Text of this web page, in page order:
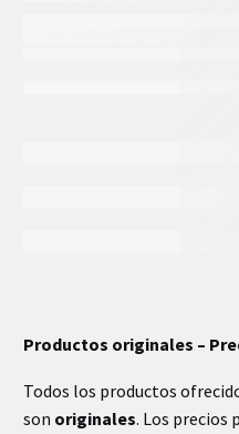
Productos originales –
Todos los productos
son originales. Los precios